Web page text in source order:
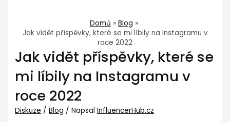
Domů
Blog
Jak vidět příspěvky, které se mi líbily na Instagramu v
roce 2022
Jak vidět příspěvky, které se
mi líbily na Instagramu v
roce 2022
Diskuze /Blog / NapsalInfluencerHub.cz